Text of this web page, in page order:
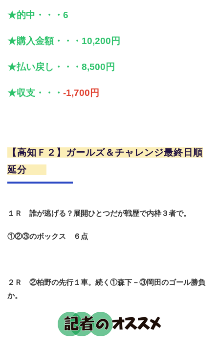
★的中・・・6
★購入金額・・・10,200円
★払い戻し・・・8,500円
★収支・・・ -1,700円
【高知Ｆ２】ガールズ＆チャレンジ最終日順
延分
１Ｒ 誰が逃げる？展開ひとつだが戦歴で内枠３者で。
①②③のボックス ６点
２Ｒ ②柏野の先行１車。続く①森下－③岡田のゴール勝負
か。